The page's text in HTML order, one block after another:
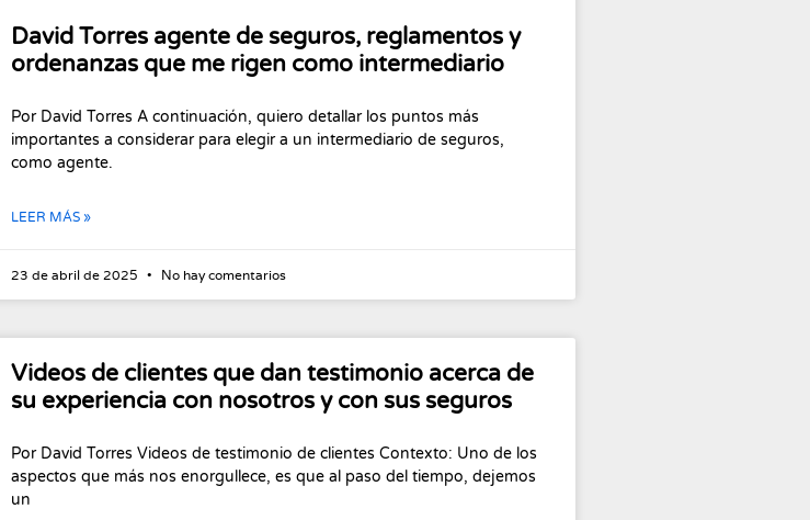
David Torres agente de seguros, reglamentos y
ordenanzas que me rigen como intermediario
Por David Torres A continuación, quiero detallar los puntos más
importantes a considerar para elegir a un intermediario de seguros,
como agente.
LEER MÁS »
23 de abril de 2025 No hay comentarios
Videos de clientes que dan testimonio acerca de
su experiencia con nosotros y con sus seguros
Por David Torres Videos de testimonio de clientes Contexto: Uno de los
aspectos que más nos enorgullece, es que al paso del tiempo, dejemos
un